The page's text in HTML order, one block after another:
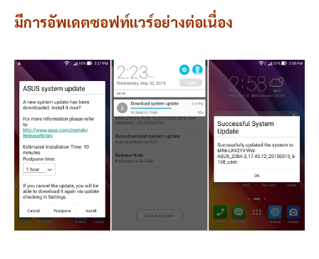
มีการอัพเดตซอฟท์แวร์อย่างต่อเนื่อง